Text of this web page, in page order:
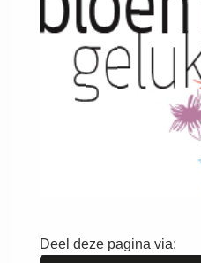
Deel deze pagina via: